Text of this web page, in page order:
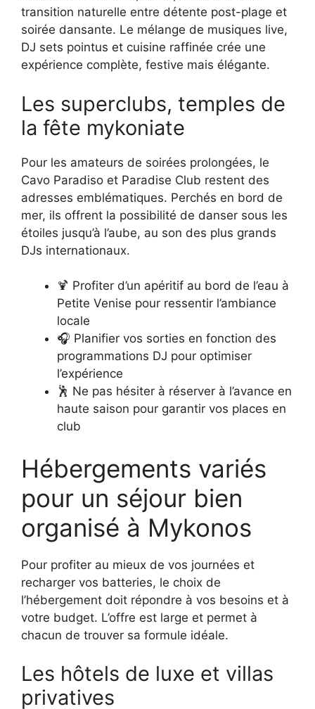
transition naturelle entre détente post-plage et
soirée dansante. Le mélange de musiques live,
DJ sets pointus et cuisine raffinée crée une
expérience complète, festive mais élégante.
Les superclubs, temples de
la fête mykoniate
Pour les amateurs de soirées prolongées, le
Cavo Paradiso et Paradise Club restent des
adresses emblématiques. Perchés en bord de
mer, ils offrent la possibilité de danser sous les
étoiles jusqu’à l’aube, au son des plus grands
DJs internationaux.
🍹 Profiter d’un apéritif au bord de l’eau à
Petite Venise pour ressentir l’ambiance
locale
🎧 Planifier vos sorties en fonction des
programmations DJ pour optimiser
l’expérience
🕺 Ne pas hésiter à réserver à l’avance en
haute saison pour garantir vos places en
club
Hébergements variés
pour un séjour bien
organisé à Mykonos
Pour profiter au mieux de vos journées et
recharger vos batteries, le choix de
l’hébergement doit répondre à vos besoins et à
votre budget. L’offre est large et permet à
chacun de trouver sa formule idéale.
Les hôtels de luxe et villas
privatives